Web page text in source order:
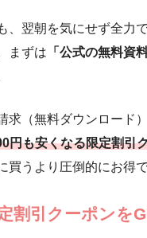
、翌朝を気にせず全力
まずは 「公式の無料資
求（無料ダウンロード
円も安くなる限定割引
買うより圧倒的にお得で
割引クーポンを